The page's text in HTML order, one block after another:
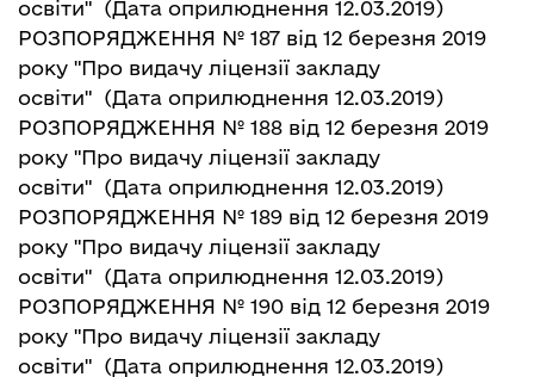
освіти" (Дата оприлюднення 12.03.2019)
РОЗПОРЯДЖЕННЯ № 187 від 12 березня 2019
року "Про видачу ліцензії закладу
освіти" (Дата оприлюднення 12.03.2019)
РОЗПОРЯДЖЕННЯ № 188 від 12 березня 2019
року "Про видачу ліцензії закладу
освіти" (Дата оприлюднення 12.03.2019)
РОЗПОРЯДЖЕННЯ № 189 від 12 березня 2019
року "Про видачу ліцензії закладу
освіти" (Дата оприлюднення 12.03.2019)
РОЗПОРЯДЖЕННЯ № 190 від 12 березня 2019
року "Про видачу ліцензії закладу
освіти" (Дата оприлюднення 12.03.2019)